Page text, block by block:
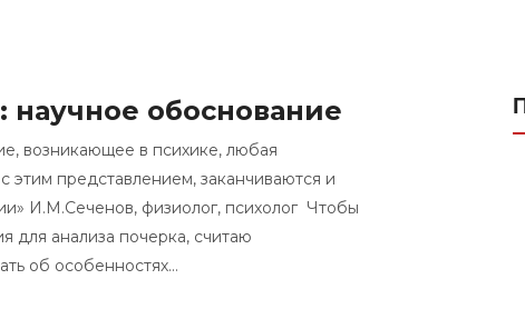
научное обоснование
возникающее в психике, любая
этим представлением, заканчиваются и
И.М.Сеченов, физиолог, психолог Чтобы
для анализа почерка, считаю
об особенностях…